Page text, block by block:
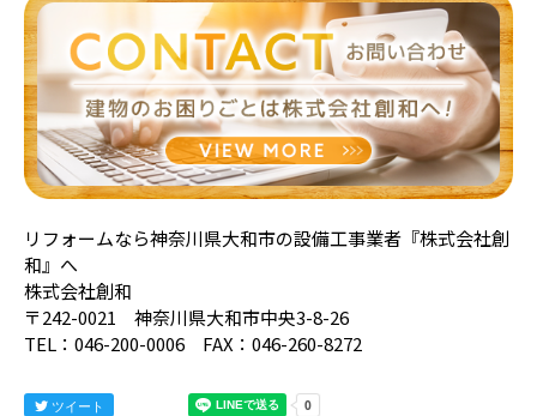
リフォームなら神奈川県大和市の設備工事業者『株式会社創
和』へ
株式会社創和
〒242-0021 神奈川県大和市中央3-8-26
TEL：046-200-0006 FAX：046-260-8272
ツイート